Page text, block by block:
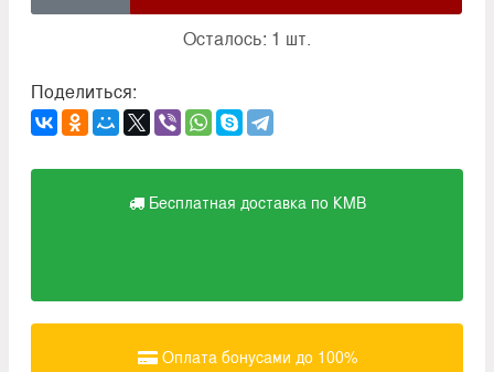
Осталось: 1 шт.
Поделиться:
Бесплатная доставка по КМВ
Оплата бонусами до 100%